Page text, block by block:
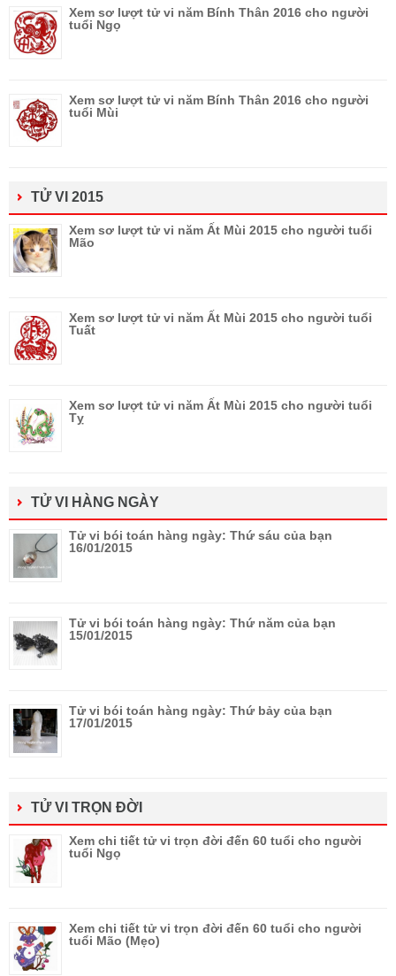
Xem sơ lượt tử vi năm Bính Thân 2016 cho người
tuổi Ngọ
Xem sơ lượt tử vi năm Bính Thân 2016 cho người
tuổi Mùi
TỬ VI 2015
Xem sơ lượt tử vi năm Ất Mùi 2015 cho người tuổi
Mão
Xem sơ lượt tử vi năm Ất Mùi 2015 cho người tuổi
Tuất
Xem sơ lượt tử vi năm Ất Mùi 2015 cho người tuổi
Tỵ
TỬ VI HÀNG NGÀY
Tử vi bói toán hàng ngày: Thứ sáu của bạn
16/01/2015
Tử vi bói toán hàng ngày: Thứ năm của bạn
15/01/2015
Tử vi bói toán hàng ngày: Thứ bảy của bạn
17/01/2015
TỬ VI TRỌN ĐỜI
Xem chi tiết tử vi trọn đời đến 60 tuổi cho người
tuổi Ngọ
Xem chi tiết tử vi trọn đời đến 60 tuổi cho người
tuổi Mão (Mẹo)